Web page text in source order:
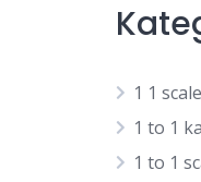
1 1
1 to 1
1 to 1